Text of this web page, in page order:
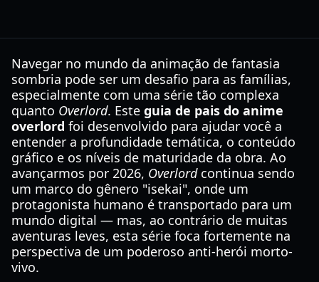
Navegar no mundo da animação de fantasia
sombria pode ser um desafio para as famílias,
especialmente com uma série tão complexa
quanto Overlord. Este guia de pais do anime
overlord foi desenvolvido para ajudar você a
entender a profundidade temática, o conteúdo
gráfico e os níveis de maturidade da obra. Ao
avançarmos por 2026, Overlordcontinua sendo
um marco do gênero "isekai", onde um
protagonista humano é transportado para um
mundo digital — mas, ao contrário de muitas
aventuras leves, esta série foca fortemente na
perspectiva de um poderoso anti-herói morto-
vivo.